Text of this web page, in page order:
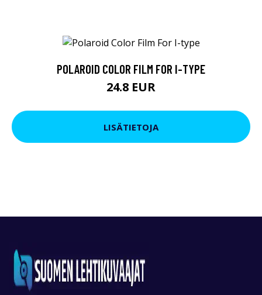
POLAROID COLOR FILM FOR I-TYPE
24.8 EUR
LISÄTIETOJA